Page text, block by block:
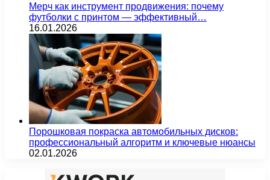
Мерч как инструмент продвижения: почему
футболки с принтом — эффективный…
16.01.2026
Порошковая покраска автомобильных дисков:
профессиональный алгоритм и ключевые нюансы
02.01.2026